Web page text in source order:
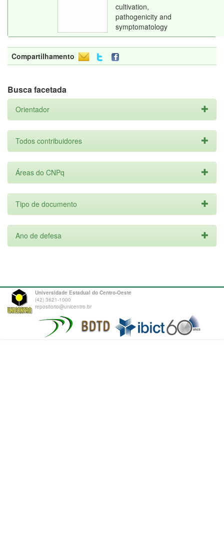
cultivation,
pathogenicity and
symptomatology
Compartilhamento
Busca facetada
Orientador
Todos contribuidores
Áreas do CNPq
Tipo de documento
Ano de defesa
Universidade Estadual do Centro-Oeste
(42) 3621-1000
repositorio@unicentro.br